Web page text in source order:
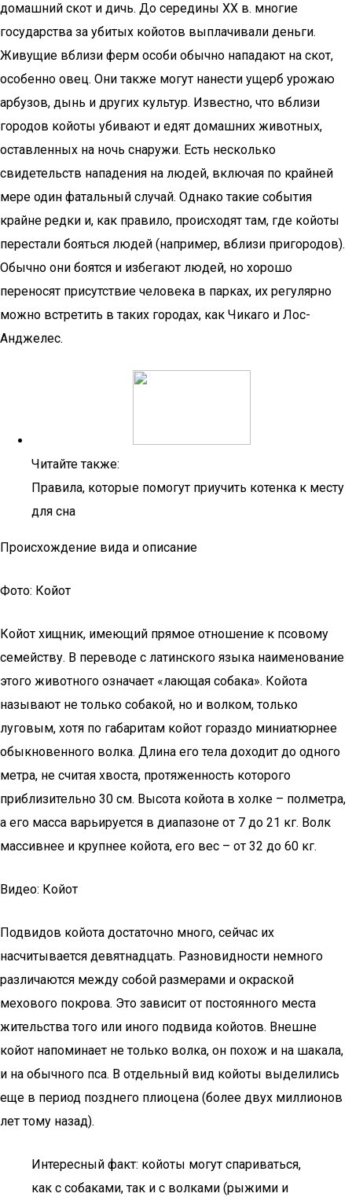
домашний скот и дичь. До середины ХХ в. многие
государства за убитых койотов выплачивали деньги.
Живущие вблизи ферм особи обычно нападают на скот,
особенно овец. Они также могут нанести ущерб урожаю
арбузов, дынь и других культур. Известно, что вблизи
городов койоты убивают и едят домашних животных,
оставленных на ночь снаружи. Есть несколько
свидетельств нападения на людей, включая по крайней
мере один фатальный случай. Однако такие события
крайне редки и, как правило, происходят там, где койоты
перестали бояться людей (например, вблизи пригородов).
Обычно они боятся и избегают людей, но хорошо
переносят присутствие человека в парках, их регулярно
можно встретить в таких городах, как Чикаго и Лос-
Анджелес.
Читайте также:
Правила, которые помогут приучить котенка к месту
для сна
Происхождение вида и описание
Фото: Койот
Койот хищник, имеющий прямое отношение к псовому
семейству. В переводе с латинского языка наименование
этого животного означает «лающая собака». Койота
называют не только собакой, но и волком, только
луговым, хотя по габаритам койот гораздо миниатюрнее
обыкновенного волка. Длина его тела доходит до одного
метра, не считая хвоста, протяженность которого
приблизительно 30 см. Высота койота в холке – полметра,
а его масса варьируется в диапазоне от 7 до 21 кг. Волк
массивнее и крупнее койота, его вес – от 32 до 60 кг.
Видео: Койот
Подвидов койота достаточно много, сейчас их
насчитывается девятнадцать. Разновидности немного
различаются между собой размерами и окраской
мехового покрова. Это зависит от постоянного места
жительства того или иного подвида койотов. Внешне
койот напоминает не только волка, он похож и на шакала,
и на обычного пса. В отдельный вид койоты выделились
еще в период позднего плиоцена (более двух миллионов
лет тому назад).
Интересный факт: койоты могут спариваться,
как с собаками, так и с волками (рыжими и